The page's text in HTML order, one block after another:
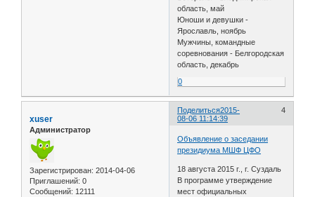
область, май
Юноши и девушки -
Ярославль, ноябрь
Мужчины, командные
соревнования - Белгородская
область, декабрь
0
Поделиться 4
2015-
08-06 11:14:39
xuser
Администратор
Зарегистрирован: 2014-04-06
Приглашений: 0
Сообщений: 12111
Объявление о заседании
президиума МШФ ЦФО
18 августа 2015 г., г. Суздаль
В программе утверждение
мест официальных